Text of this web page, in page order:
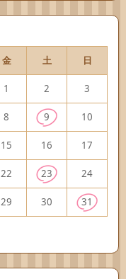
金 土 日
1 2 3
8 9 10
15 16 17
22 23 24
29 30 31